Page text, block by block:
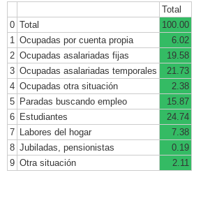
Total
0 Total
100.00
1 Ocupadas por cuenta propia
6.02
2 Ocupadas asalariadas fijas
19.58
3 Ocupadas asalariadas temporales
21.73
4 Ocupadas otra situación
2.38
5 Paradas buscando empleo
15.87
6 Estudiantes
24.74
7 Labores del hogar
7.38
8 Jubiladas, pensionistas
0.19
9 Otra situación 2.11